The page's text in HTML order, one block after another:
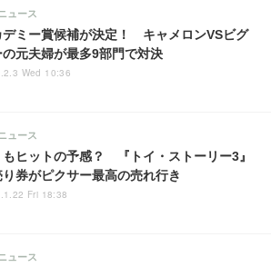
デミー賞候補が決定！ キャメロンVSビグ
の元夫婦が最多9部門で対決
ュース
Wed 10:36
もヒットの予感？ 『トイ・ストーリー3』
券がピクサー最高の売れ行き
ュース
Fri 18:38
ュース